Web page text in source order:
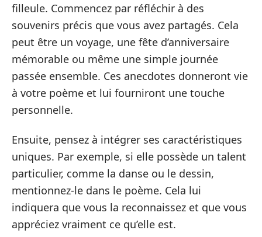
filleule. Commencez par réfléchir à des
souvenirs précis que vous avez partagés. Cela
peut être un voyage, une fête d’anniversaire
mémorable ou même une simple journée
passée ensemble. Ces anecdotes donneront vie
à votre poème et lui fourniront une touche
personnelle.
Ensuite, pensez à intégrer ses caractéristiques
uniques. Par exemple, si elle possède un talent
particulier, comme la danse ou le dessin,
mentionnez-le dans le poème. Cela lui
indiquera que vous la reconnaissez et que vous
appréciez vraiment ce qu’elle est.